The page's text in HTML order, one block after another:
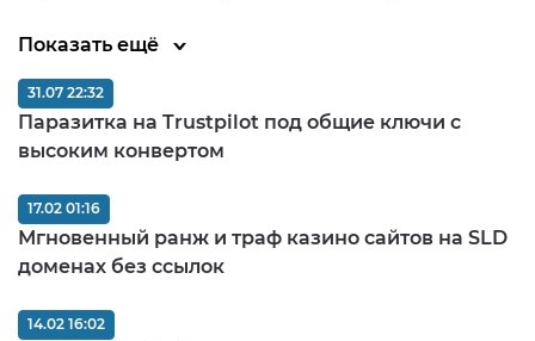
Показать ещё
Паразитка на Trustpilot под общие ключи с
высоким конвертом
31.07 22:32
Мгновенный ранж и траф казино сайтов на SLD
доменах без ссылок
17.02 01:16
14.02 16:02